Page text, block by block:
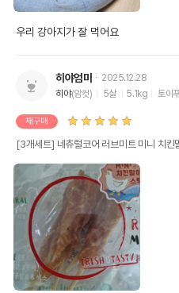
우리 강아지가 잘 먹어요
히야엄마
2025.12.28
히야(암컷) 5살 5.1kg 토이
재구매
[3개세트] 네츄럴코어 러브미트 미니 치